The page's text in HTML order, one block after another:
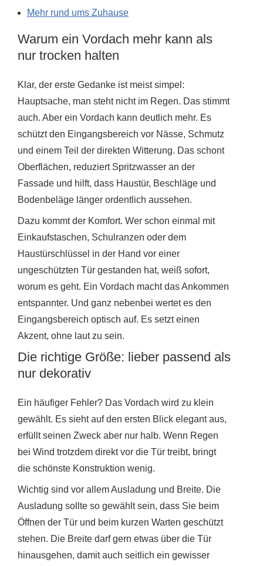
Mehr rund ums Zuhause
Warum ein Vordach mehr kann als
nur trocken halten
Klar, der erste Gedanke ist meist simpel:
Hauptsache, man steht nicht im Regen. Das stimmt
auch. Aber ein Vordach kann deutlich mehr. Es
schützt den Eingangsbereich vor Nässe, Schmutz
und einem Teil der direkten Witterung. Das schont
Oberflächen, reduziert Spritzwasser an der
Fassade und hilft, dass Haustür, Beschläge und
Bodenbeläge länger ordentlich aussehen.
Dazu kommt der Komfort. Wer schon einmal mit
Einkaufstaschen, Schulranzen oder dem
Haustürschlüssel in der Hand vor einer
ungeschützten Tür gestanden hat, weiß sofort,
worum es geht. Ein Vordach macht das Ankommen
entspannter. Und ganz nebenbei wertet es den
Eingangsbereich optisch auf. Es setzt einen
Akzent, ohne laut zu sein.
Die richtige Größe: lieber passend als
nur dekorativ
Ein häufiger Fehler? Das Vordach wird zu klein
gewählt. Es sieht auf den ersten Blick elegant aus,
erfüllt seinen Zweck aber nur halb. Wenn Regen
bei Wind trotzdem direkt vor die Tür treibt, bringt
die schönste Konstruktion wenig.
Wichtig sind vor allem Ausladung und Breite. Die
Ausladung sollte so gewählt sein, dass Sie beim
Öffnen der Tür und beim kurzen Warten geschützt
stehen. Die Breite darf gern etwas über die Tür
hinausgehen, damit auch seitlich ein gewisser